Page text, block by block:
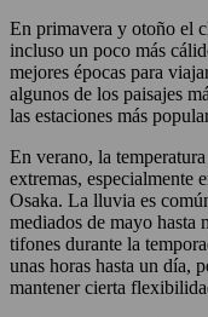
En primavera y otoño el
incluso un poco más
mejores épocas para
algunos de los paisajes
las estaciones más
En verano, la
extremas, especialmente
Osaka. La lluvia es
mediados de mayo hasta
tifones durante la
unas horas hasta un día,
mantener cierta